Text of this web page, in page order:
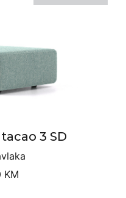
3 SD
KM